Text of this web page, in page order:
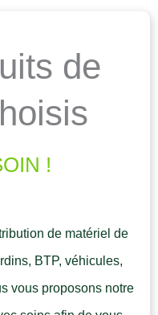
de
!
de matériel de
BTP, véhicules,
vous proposons notre